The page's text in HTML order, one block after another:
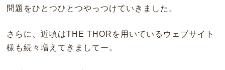
問題をひとつひとつやっつけていきました。
さらに、近頃はTHE THORを用いているウェブサイト
様も続々増えてきましてー。